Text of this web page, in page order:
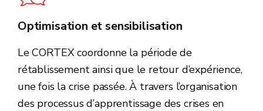
Optimisation et sensibilisation
Le CORTEX coordonne la période de
rétablissement ainsi que le retour d’expérience,
une fois la crise passée. À travers l’organisation
des processus d’apprentissage des crises en